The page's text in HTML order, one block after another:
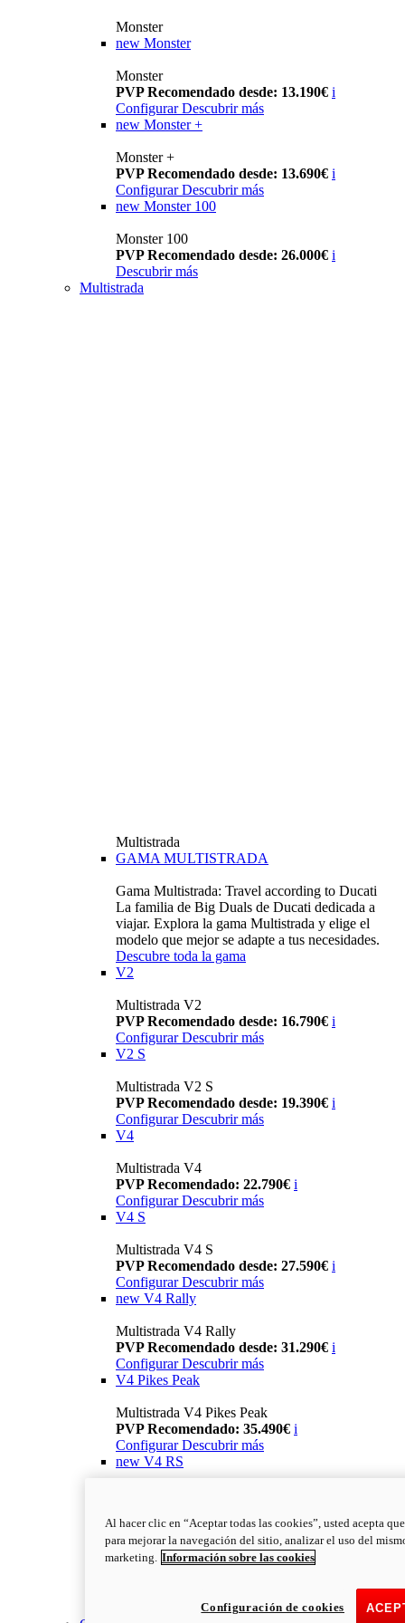
Monster
new Monster
Monster
PVP Recomendado desde: 13.190€ i
Configurar Descubrir más
new Monster +
Monster +
PVP Recomendado desde: 13.690€ i
Configurar Descubrir más
new Monster 100
Monster 100
PVP Recomendado desde: 26.000€ i
Descubrir más
Multistrada
Multistrada
GAMA MULTISTRADA
Gama Multistrada: Travel according to Ducati
La familia de Big Duals de Ducati dedicada a
viajar. Explora la gama Multistrada y elige el
modelo que mejor se adapte a tus necesidades.
Descubre toda la gama
V2
Multistrada V2
PVP Recomendado desde: 16.790€ i
Configurar Descubrir más
V2 S
Multistrada V2 S
PVP Recomendado desde: 19.390€ i
Configurar Descubrir más
V4
Multistrada V4
PVP Recomendado: 22.790€ i
Configurar Descubrir más
V4 S
Multistrada V4 S
PVP Recomendado desde: 27.590€ i
Configurar Descubrir más
new V4 Rally
Multistrada V4 Rally
PVP Recomendado desde: 31.290€ i
Configurar Descubrir más
V4 Pikes Peak
Multistrada V4 Pikes Peak
PVP Recomendado: 35.490€ i
Configurar Descubrir más
new V4 RS
ConfigurarDescubrir más
newV4 RS 100
Al hacer clic en “Aceptar todas las cookies”, usted acepta
para mejorar la navegación del sitio, analizar el uso del
marketing. Información sobre las cookies
Configuración de cookies